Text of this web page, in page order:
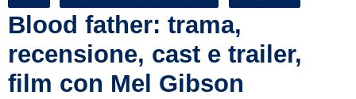
Blood father: trama,
recensione, cast e trailer,
film con Mel Gibson